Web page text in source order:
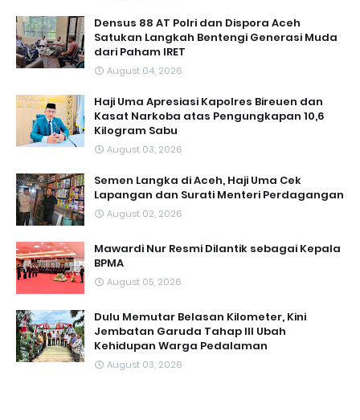
Densus 88 AT Polri dan Dispora Aceh
Satukan Langkah Bentengi Generasi Muda
dari Paham IRET
August 04, 2026
Haji Uma Apresiasi Kapolres Bireuen dan
Kasat Narkoba atas Pengungkapan 10,6
Kilogram Sabu
August 03, 2026
Semen Langka di Aceh, Haji Uma Cek
Lapangan dan Surati Menteri Perdagangan
August 02, 2026
Mawardi Nur Resmi Dilantik sebagai Kepala
BPMA
August 05, 2026
Dulu Memutar Belasan Kilometer, Kini
Jembatan Garuda Tahap III Ubah
Kehidupan Warga Pedalaman ‎
August 03, 2026